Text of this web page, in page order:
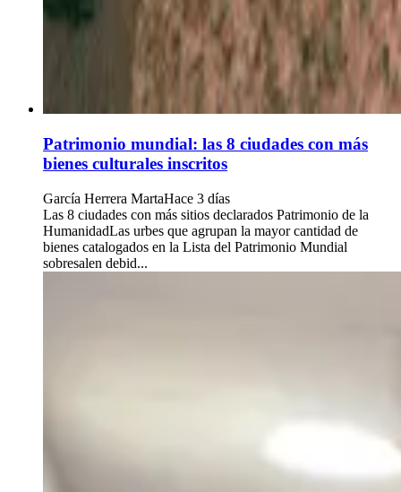
Patrimonio mundial: las 8 ciudades con más
bienes culturales inscritos
García Herrera MartaHace 3 días
Las 8 ciudades con más sitios declarados Patrimonio de la
HumanidadLas urbes que agrupan la mayor cantidad de
bienes catalogados en la Lista del Patrimonio Mundial
sobresalen debid...